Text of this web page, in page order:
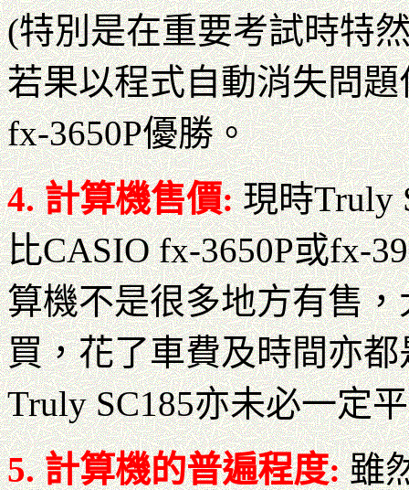
(特別是在重要考試時特
若果以程式自動消失問
fx-3650P優勝。
4. 計算機售價:現時Truly
比CASIO fx-3650P或fx-
算機不是很多地方有售
買，花了車費及時間亦
Truly SC185亦未必一定
5. 計算機的普遍程度:雖